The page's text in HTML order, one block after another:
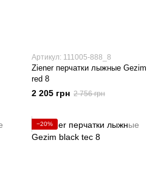
Артикул: 111005-888_8
Ziener перчатки лыжные Gezim
red 8
2 205 грн 2 756 грн
−20%